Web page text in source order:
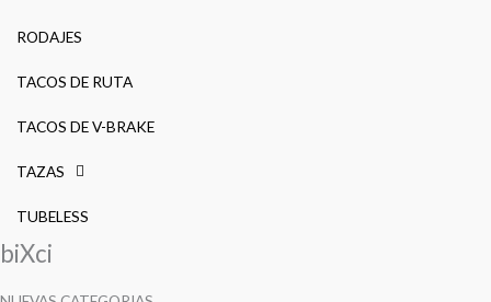
RODAJES
TACOS DE RUTA
TACOS DE V-BRAKE
TAZAS
TUBELESS
biXci